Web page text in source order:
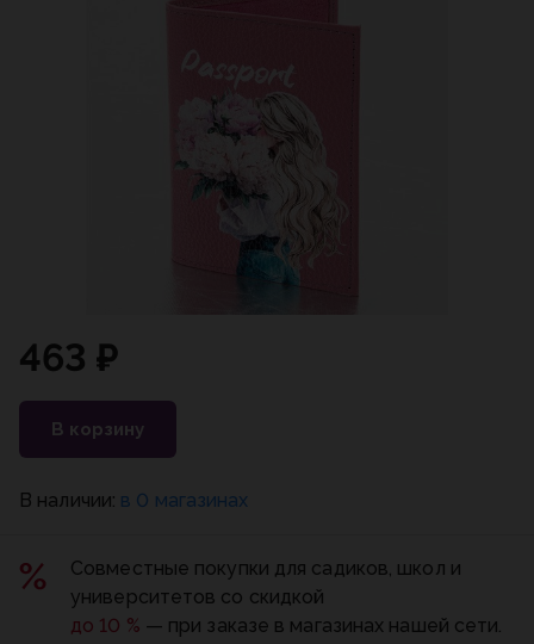
463 ₽
В корзину
В наличии: в 0 магазинах
Совместные покупки для садиков, школ и
университетов со скидкой
до 10 % — при заказе в магазинах нашей сети.